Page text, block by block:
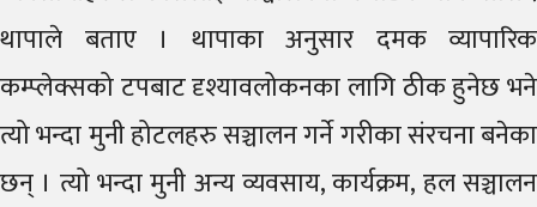
थापाले बताए । थापाका अनुसार दमक व्यापारिक
कम्प्लेक्सको टपबाट दृश्यावलोकनका लागि ठीक हुनेछ भने
त्यो भन्दा मुनी होटलहरु सञ्चालन गर्ने गरीका संरचना बनेका
छन् । त्यो भन्दा मुनी अन्य व्यवसाय, कार्यक्रम, हल सञ्चालन